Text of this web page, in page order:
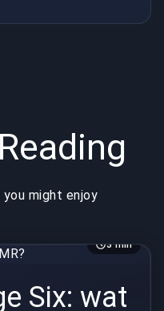
might enjoy
3 min
Six: wat